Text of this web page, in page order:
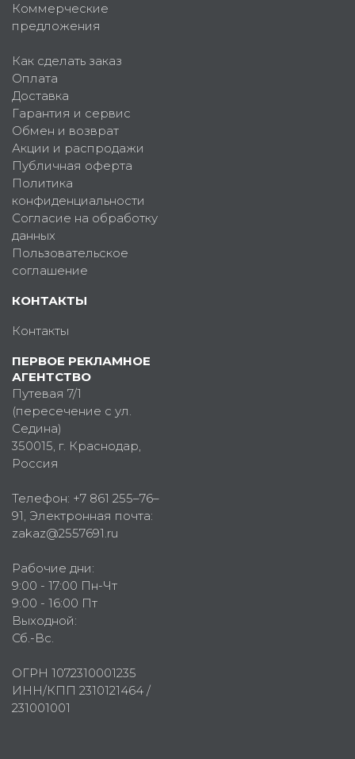
Коммерческие
предложения
Как сделать заказ
Оплата
Доставка
Гарантия и сервис
Обмен и возврат
Акции и распродажи
Публичная оферта
Политика
конфиденциальности
Согласие на обработку
данных
Пользовательское
соглашение
КОНТАКТЫ
Контакты
ПЕРВОЕ РЕКЛАМНОЕ
АГЕНТСТВО
Путевая 7/1
(пересечение с ул.
Седина)
350015, г. Краснодар,
Россия
Телефон: +7 861 255–76–
91, Электронная почта:
zakaz@2557691.ru
Рабочие дни:
9:00 - 17:00 Пн-Чт
9:00 - 16:00 Пт
Выходной:
Сб.-Вс.
ОГРН 1072310001235
ИНН/КПП 2310121464 /
231001001